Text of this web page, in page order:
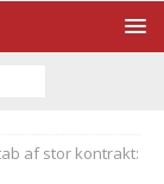
af stor kontrakt: